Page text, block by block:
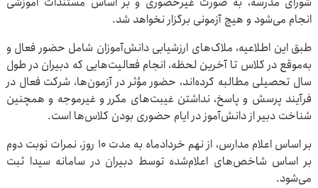
انجام می‌شود و هیچ آزمونی برگزار نخواهد شد.
طبق این اطلاعیه، ملاک‌های ارزشیابی دانش‌آموزان شامل حضور فعال و
به‌موقع در کلاس تا آخرین لحظه، انجام فعالیت‌هایی که دبیران در طول
سال تحصیلی مطالبه کرده‌اند، حضور مؤثر در آزمون‌ها، شرکت فعال در
فرآیند پرسش و پاسخ، نداشتن غیبت‌های مکرر و غیرموجه و همچنین
شناخت دبیر از دانش‌آموز در ایام حضوری بودن کلاس‌ها است.
بر اساس اعلام مدارس، از نهم خردادماه به مدت ۱۰ روز، نمرات نوبت دوم
بر اساس شاخص‌های اعلام‌شده توسط دبیران در سامانه سیدا ثبت
می‌شود.